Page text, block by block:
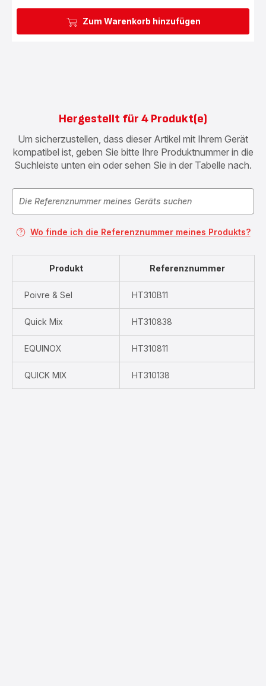
Zum Warenkorb hinzufügen
Hergestellt für 4 Produkt(e)
Um sicherzustellen, dass dieser Artikel mit Ihrem Gerät
kompatibel ist, geben Sie bitte Ihre Produktnummer in die
Suchleiste unten ein oder sehen Sie in der Tabelle nach.
Wo finde ich die Referenznummer meines Produkts?
Produkt Referenznummer
Poivre & Sel HT310B11
Quick Mix HT310838
EQUINOX HT310811
QUICK MIX HT310138